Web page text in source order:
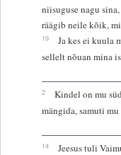
niisuguse nagu
räägib neile kõik,
19
Ja kes ei kuula
sellelt nõuan mina
2
Kindel on mu
mängida, samuti mu
14
Jeesus tuli